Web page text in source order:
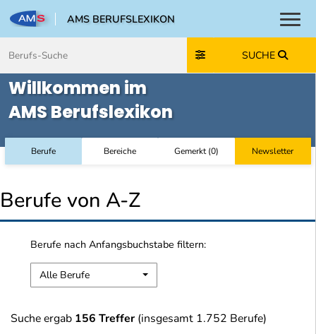
AMS BERUFSLEXIKON
SUCHE
Willkommen im
AMS Berufslexikon
Berufe Bereiche Gemerkt(0) Newsletter
Berufe von A-Z
Berufe nach Anfangsbuchstabe filtern:
Alle Berufe
Suche ergab 156 Treffer (insgesamt 1.752 Berufe)